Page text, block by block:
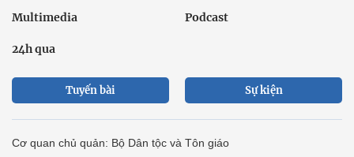
Multimedia Podcast
24h qua
Tuyến bài Sự kiện
Cơ quan chủ quản: Bộ Dân tộc và Tôn giáo